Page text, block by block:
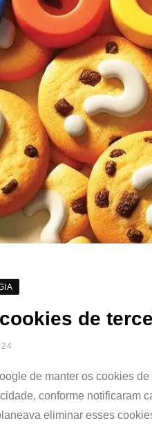
de
de manter os cookies
conforme notificaram
eliminar esses